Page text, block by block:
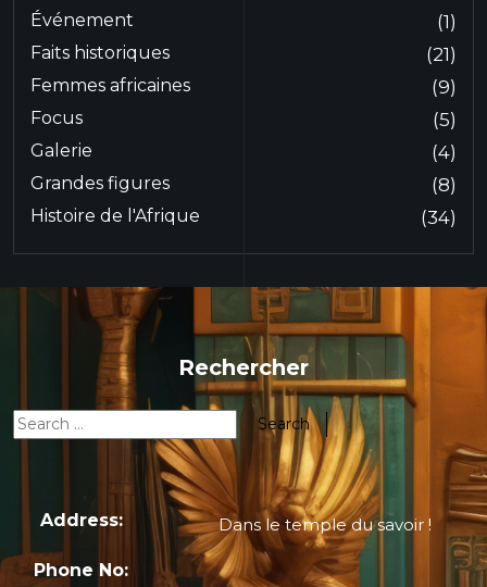
Événement (1)
Faits historiques (21)
Femmes africaines (9)
Focus (5)
Galerie (4)
Grandes figures (8)
Histoire de l'Afrique (34)
Rechercher
Address: Dans le temple du savoir !
Phone No: